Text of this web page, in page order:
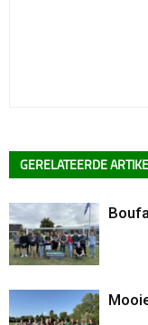
GERELATEERDE